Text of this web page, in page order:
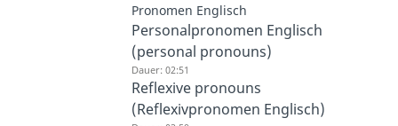
Pronomen Englisch
Personalpronomen Englisch
(personal pronouns)
Dauer: 02:51
Reflexive pronouns
(Reflexivpronomen Englisch)